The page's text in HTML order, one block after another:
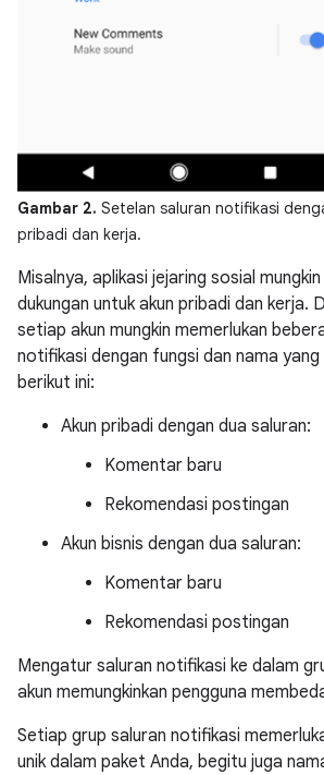
Gambar 2. Setelan saluran notifikasi
pribadi dan kerja.
Misalnya, aplikasi jejaring sosial
dukungan untuk akun pribadi dan kerja.
setiap akun mungkin memerlukan
notifikasi dengan fungsi dan nama
berikut ini:
Akun pribadi dengan dua saluran:
Komentar baru
Rekomendasi postingan
Akun bisnis dengan dua saluran:
Komentar baru
Rekomendasi postingan
Mengatur saluran notifikasi ke dalam
akun memungkinkan pengguna
Setiap grup saluran notifikasi
unik dalam paket Anda, begitu juga